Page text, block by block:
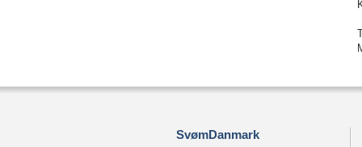
SvømDanmark